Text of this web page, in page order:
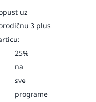
uz
3 plus
25%
na
sve
programe